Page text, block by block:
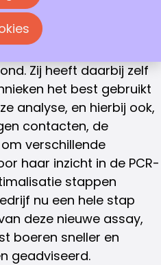
stage heeft gelopen
aan de
Zij heeft daarbij zelf
het best gebruikt
analyse, en hierbij ook,
contacten, de
verschillende
haar inzicht in de PCR-
stappen
nu een hele stap
deze nieuwe assay,
boeren sneller en
geadviseerd.